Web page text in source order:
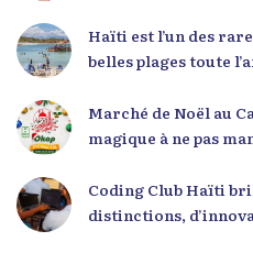
du pays, et qu’un
seulement 4 %
significativement la
seconde
», a souligné le lien
responsabilité. Le Dr
communautés, à
développer un leadership
Haïti est l’un des
belles plages toute
Marché de Noël au
magique à ne pas
Coding Club Haïti
distinctions,